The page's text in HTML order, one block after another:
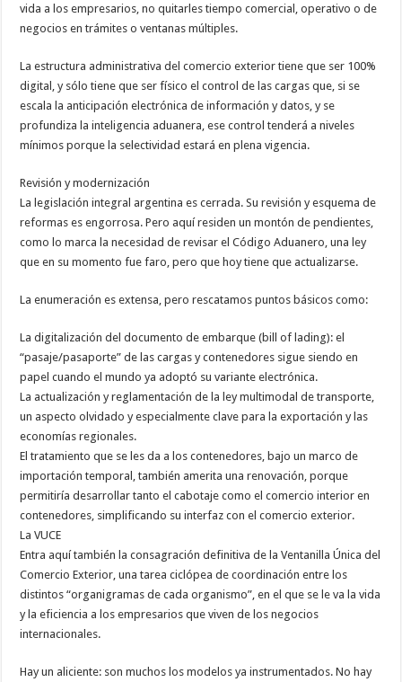
vida a los empresarios, no quitarles tiempo comercial, operativo o de
negocios en trámites o ventanas múltiples.
La estructura administrativa del comercio exterior tiene que ser 100%
digital, y sólo tiene que ser físico el control de las cargas que, si se
escala la anticipación electrónica de información y datos, y se
profundiza la inteligencia aduanera, ese control tenderá a niveles
mínimos porque la selectividad estará en plena vigencia.
Revisión y modernización
La legislación integral argentina es cerrada. Su revisión y esquema de
reformas es engorrosa. Pero aquí residen un montón de pendientes,
como lo marca la necesidad de revisar el Código Aduanero, una ley
que en su momento fue faro, pero que hoy tiene que actualizarse.
La enumeración es extensa, pero rescatamos puntos básicos como:
La digitalización del documento de embarque (bill of lading): el
“pasaje/pasaporte” de las cargas y contenedores sigue siendo en
papel cuando el mundo ya adoptó su variante electrónica.
La actualización y reglamentación de la ley multimodal de transporte,
un aspecto olvidado y especialmente clave para la exportación y las
economías regionales.
El tratamiento que se les da a los contenedores, bajo un marco de
importación temporal, también amerita una renovación, porque
permitiría desarrollar tanto el cabotaje como el comercio interior en
contenedores, simplificando su interfaz con el comercio exterior.
La VUCE
Entra aquí también la consagración definitiva de la Ventanilla Única del
Comercio Exterior, una tarea ciclópea de coordinación entre los
distintos “organigramas de cada organismo”, en el que se le va la vida
y la eficiencia a los empresarios que viven de los negocios
internacionales.
Hay un aliciente: son muchos los modelos ya instrumentados. No hay